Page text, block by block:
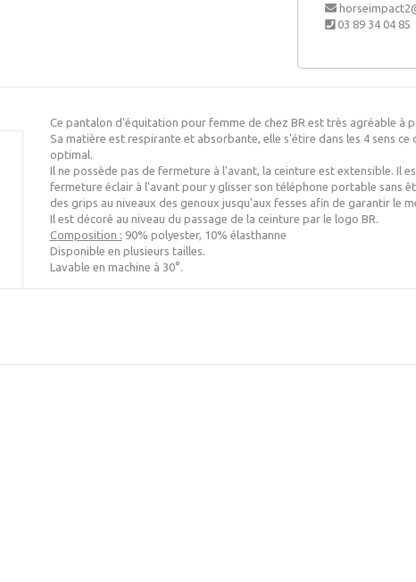
03 89 34 04 85
Ce pantalon d'équitation pour femme de chez BR est très agréable à
Sa matière est respirante et absorbante, elle s'étire dans les 4 sens
optimal.
Il ne possède pas de fermeture à l'avant, la ceinture est extensible. Il
fermeture éclair à l'avant pour y glisser son téléphone portable sans
des grips au niveaux des genoux jusqu'aux fesses afin de garantir le
Il est décoré au niveau du passage de la ceinture par le logo BR.
Composition : 90% polyester, 10% élasthanne
Disponible en plusieurs tailles.
Lavable en machine à 30°.